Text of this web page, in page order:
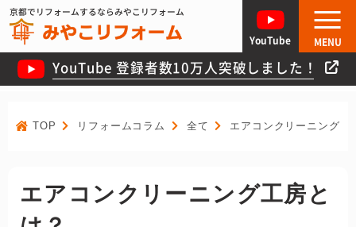
京都でリフォームするならみやこリフォーム
YouTube 登録者数10万人突破しました！
YouTube MENU
TOP リフォームコラム 全て エアコンクリーニング工
エアコンクリーニング工房と